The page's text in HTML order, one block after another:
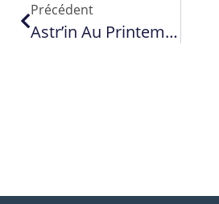
Précédent
Astr’in Au Printemps De Pérouges : Quand Le Transport S’engage Pour La Culture Locale